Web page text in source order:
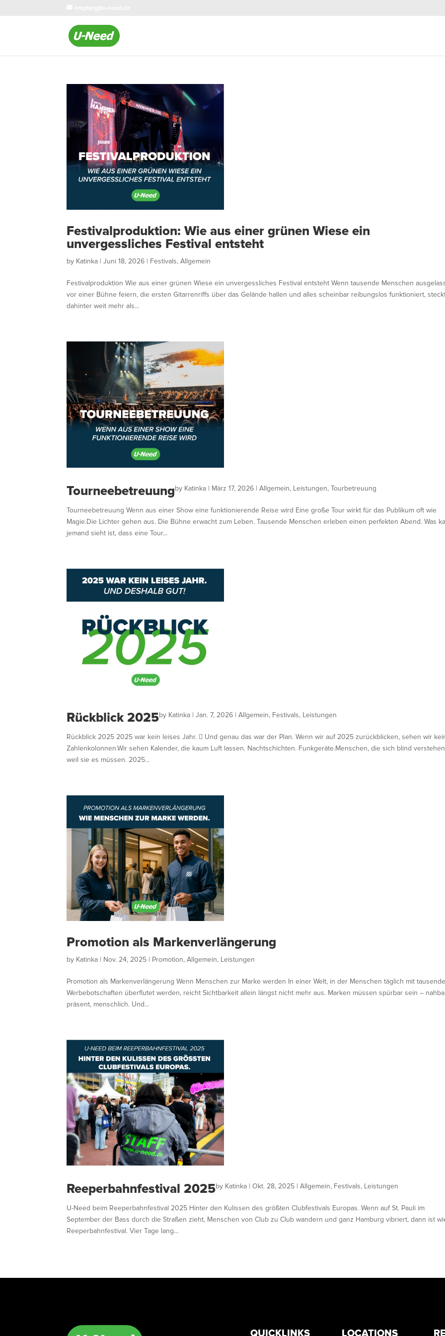
Festivalproduktion: Wie aus einer grünen Wiese ein
unvergessliches Festival entsteht
by Katinka |Juni 18, 2026 | Festivals,Allgemein
Festivalproduktion Wie aus einer grünen Wiese ein unvergessliches Festival entsteht Wenn tausende Menschen
vor einer Bühne feiern, die ersten Gitarrenriffs über das Gelände hallen und alles scheinbar reibungslos funktioniert,
dahinter weit mehr als...
Tourneebetreuungby Katinka | März 17, 2026 |Allgemein, Leistungen,Tourbetreuung
Tourneebetreuung Wenn aus einer Show eine funktionierende Reise wird Eine große Tour wirkt für das Publikum oft wie
Magie.Die Lichter gehen aus. Die Bühne erwacht zum Leben. Tausende Menschen erleben einen perfekten Abend. Was
jemand sieht ist, dass eine Tour...
Rückblick 2025by Katinka |Jan. 7, 2026 |Allgemein, Festivals, Leistungen
Rückblick 2025 2025 war kein leises Jahr.  Und genau das war der Plan. Wenn wir auf 2025 zurückblicken, sehen wir
Zahlenkolonnen.Wir sehen Kalender, die kaum Luft lassen. Nachtschichten. Funkgeräte.Menschen, die sich blind
weil sie es müssen. 2025...
Promotion als Markenverlängerung
by Katinka | Nov. 24, 2025 | Promotion,Allgemein, Leistungen
Promotion als Markenverlängerung Wenn Menschen zur Marke werden In einer Welt, in der Menschen täglich mit
Werbebotschaften überflutet werden, reicht Sichtbarkeit allein längst nicht mehr aus. Marken müssen spürbar sein –
präsent, menschlich. Und...
Reeperbahnfestival 2025by Katinka |Okt. 28, 2025 |Allgemein, Festivals, Leistungen
U-Need beim Reeperbahnfestival 2025 Hinter den Kulissen des größten Clubfestivals Europas. Wenn auf St. Pauli im
September der Bass durch die Straßen zieht, Menschen von Club zu Club wandern und ganz Hamburg vibriert, dann ist
Reeperbahnfestival. Vier Tage lang...
QUICKLINKS LOCATIONS